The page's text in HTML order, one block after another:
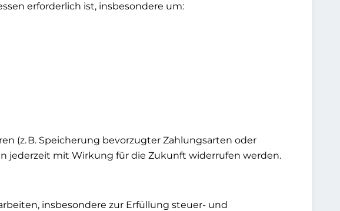
erforderlich ist, insbesondere um:
(z. B. Speicherung bevorzugter Zahlungsarten oder
jederzeit mit Wirkung für die Zukunft widerrufen werden.
insbesondere zur Erfüllung steuer- und